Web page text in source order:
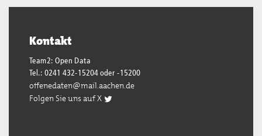
Kontakt
Team2: Open Data
Tel.: 0241 432-15204 oder -15200
offenedaten@mail.aachen.de
Folgen Sie uns auf X